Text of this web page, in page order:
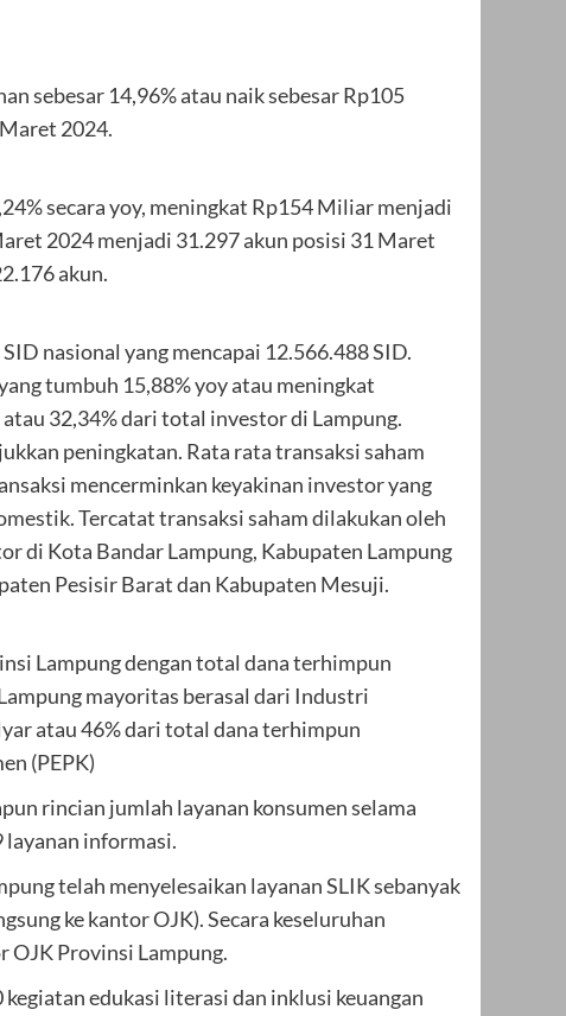
sebesar 14,96% atau naik sebesar Rp105
2024.
secara yoy, meningkat Rp154 Miliar menjadi
2024 menjadi 31.297 akun posisi 31 Maret
akun.
nasional yang mencapai 12.566.488 SID.
tumbuh 15,88% yoy atau meningkat
32,34% dari total investor di Lampung.
peningkatan. Rata rata transaksi saham
mencerminkan keyakinan investor yang
Tercatat transaksi saham dilakukan oleh
di Kota Bandar Lampung, Kabupaten Lampung
Pesisir Barat dan Kabupaten Mesuji.
Lampung dengan total dana terhimpun
mayoritas berasal dari Industri
atau 46% dari total dana terhimpun
(PEPK)
rincian jumlah layanan konsumen selama
layanan informasi.
telah menyelesaikan layanan SLIK sebanyak
ke kantor OJK). Secara keseluruhan
OJK Provinsi Lampung.
edukasi literasi dan inklusi keuangan